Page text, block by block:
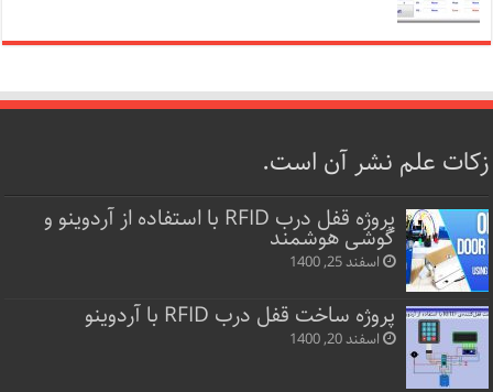
زکات علم نشر آن است.
پروژه قفل‌ درب RFID با استفاده از آردوینو و
گوشی هوشمند
اسفند 25, 1400
پروژه ساخت قفل‌ درب RFID با آردوینو
اسفند 20, 1400